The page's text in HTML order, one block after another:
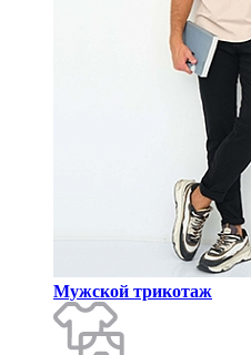
Мужской трикотаж